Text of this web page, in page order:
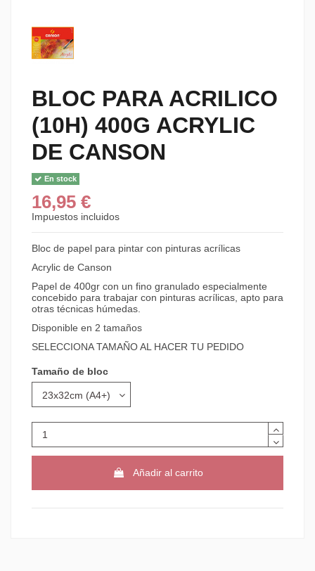
BLOC PARA ACRILICO
(10H) 400G ACRYLIC
DE CANSON
En stock
16,95 €
Impuestos incluidos
Bloc de papel para pintar con pinturas acrílicas
Acrylic de Canson
Papel de 400gr con un fino granulado especialmente
concebido para trabajar con pinturas acrílicas, apto para
otras técnicas húmedas.
Disponible en 2 tamaños
SELECCIONA TAMAÑO AL HACER TU PEDIDO
Tamaño de bloc
Añadir al carrito